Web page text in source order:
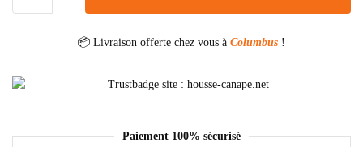
📦 Livraison offerte chez vous à Columbus !
Paiement 100% sécurisé